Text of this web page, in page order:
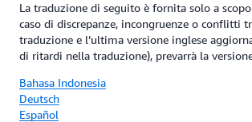
La traduzione di seguito è fornita solo a
caso di discrepanze, incongruenze o conflitti
traduzione e l’ultima versione inglese
di ritardi nella traduzione), prevarrà la
Bahasa Indonesia
Deutsch
Español